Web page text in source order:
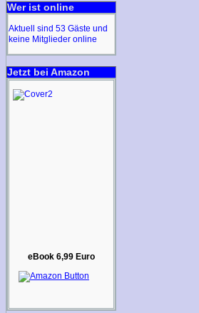
Wer ist online
Aktuell sind 53 Gäste und
keine Mitglieder online
Jetzt bei Amazon
eBook 6,99 Euro